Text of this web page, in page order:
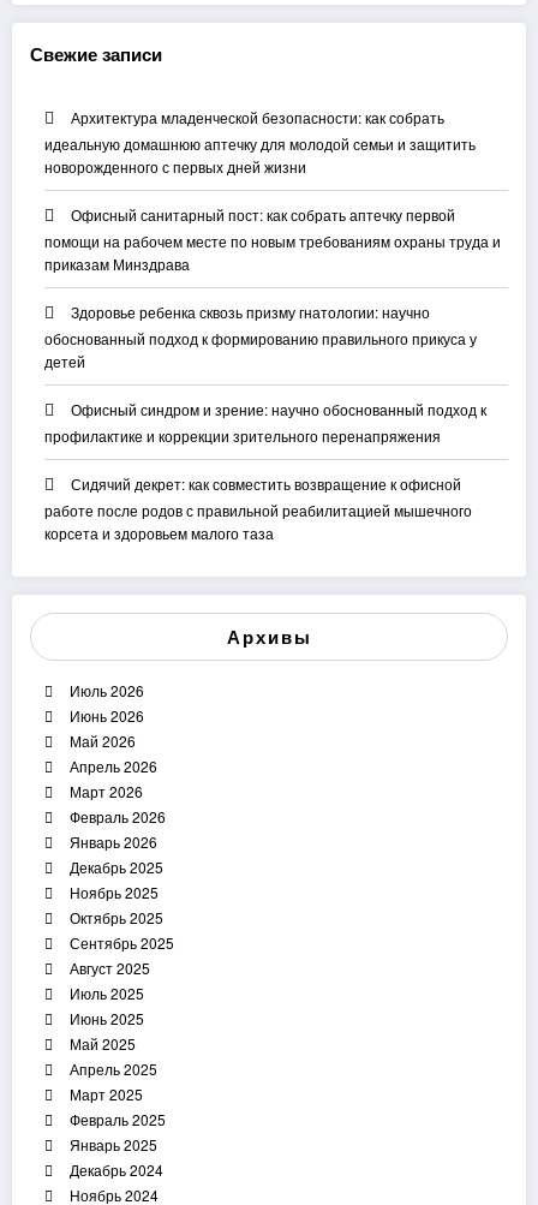
Свежие записи
Архитектура младенческой безопасности: как собрать
идеальную домашнюю аптечку для молодой семьи и защитить
новорожденного с первых дней жизни
Офисный санитарный пост: как собрать аптечку первой
помощи на рабочем месте по новым требованиям охраны труда и
приказам Минздрава
Здоровье ребенка сквозь призму гнатологии: научно
обоснованный подход к формированию правильного прикуса у
детей
Офисный синдром и зрение: научно обоснованный подход к
профилактике и коррекции зрительного перенапряжения
Сидячий декрет: как совместить возвращение к офисной
работе после родов с правильной реабилитацией мышечного
корсета и здоровьем малого таза
Архивы
Июль 2026
Июнь 2026
Май 2026
Апрель 2026
Март 2026
Февраль 2026
Январь 2026
Декабрь 2025
Ноябрь 2025
Октябрь 2025
Сентябрь 2025
Август 2025
Июль 2025
Июнь 2025
Май 2025
Апрель 2025
Март 2025
Февраль 2025
Январь 2025
Декабрь 2024
Ноябрь 2024